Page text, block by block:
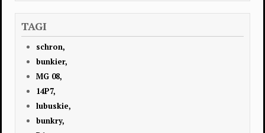
TAGI
schron,
bunkier,
MG 08,
14P7,
lubuskie,
bunkry,